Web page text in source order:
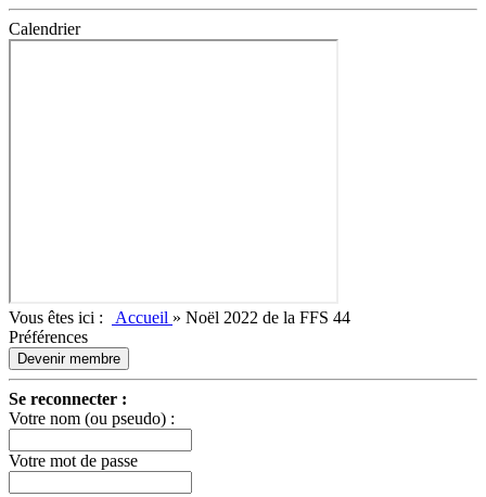
Calendrier
Vous êtes ici : Accueil » Noël 2022 de la FFS 44
Préférences
Devenir membre
Se reconnecter :
Votre nom (ou pseudo) :
Votre mot de passe